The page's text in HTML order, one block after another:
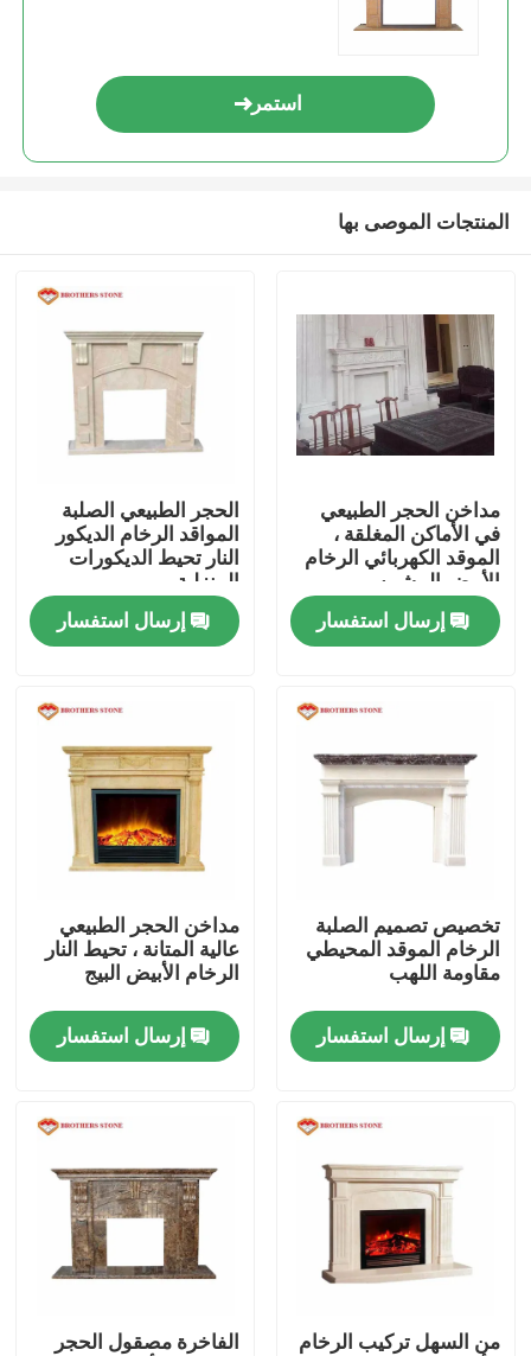
مراقبة الجودة
اتصل بنا
القضايا
اطلب اقتباس
ألواح الجرانيت الحجر
استمر
المنتجات الموصى بها
مداخن الحجر الطبيعي
في الأماكن المغلقة ،
الموقد الكهربائي الرخام
الأبيض المشمس
إرسال استفسار
الحجر الطبيعي الصلبة
المواقد الرخام الديكور
النار تحيط الديكورات
المنزلية
إرسال استفسار
تخصيص تصميم الصلبة
الرخام الموقد المحيطي
مقاومة اللهب
إرسال استفسار
مداخن الحجر الطبيعي
عالية المتانة ، تحيط النار
الرخام الأبيض البيج
إرسال استفسار
من السهل تركيب الرخام
الفاخرة مصقول الحجر